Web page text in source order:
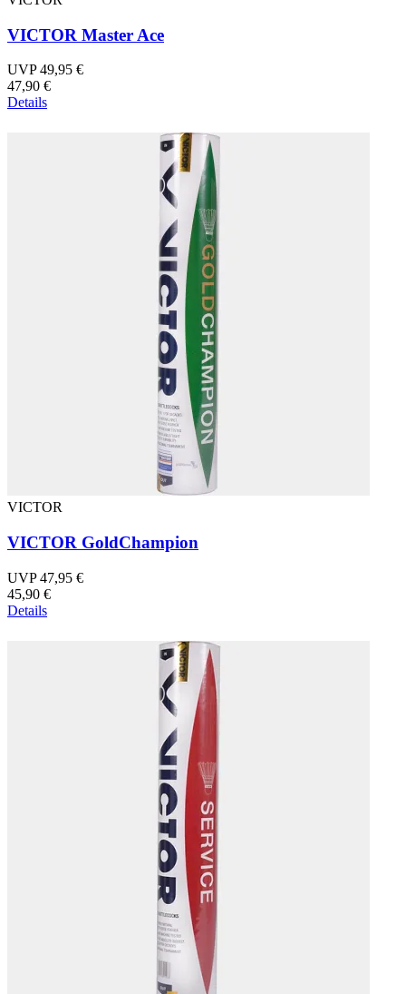
VICTOR Master Ace
UVP 49,95 €
47,90 €
Details
VICTOR
VICTOR GoldChampion
UVP 47,95 €
45,90 €
Details